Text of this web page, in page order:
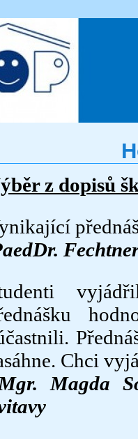
z dopisů
Chci
Magda